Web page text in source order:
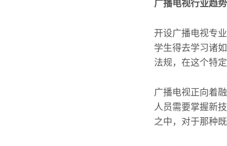
广播电视行业趋势
开设广播电视专
学生得去学习诸
法规，在这个特
广播电视正向着
人员需要掌握新
之中，对于那种